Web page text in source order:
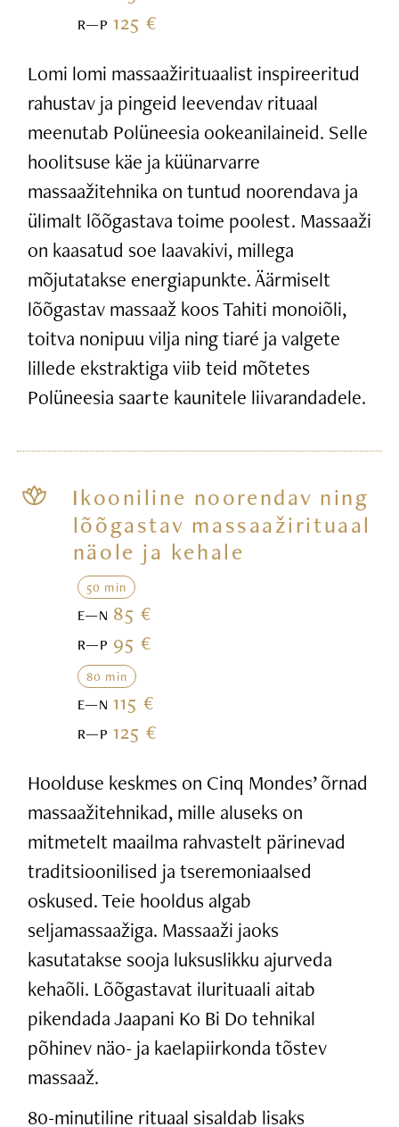
R—P125 €
Lomi lomi massaažirituaalist inspireeritud
rahustav ja pingeid leevendav rituaal
meenutab Polüneesia ookeanilaineid. Selle
hoolitsuse käe ja küünarvarre
massaažitehnika on tuntud noorendava ja
ülimalt lõõgastava toime poolest. Massaaži
on kaasatud soe laavakivi, millega
mõjutatakse energiapunkte. Äärmiselt
lõõgastav massaaž koos Tahiti monoiõli,
toitva nonipuu vilja ning tiaré ja valgete
lillede ekstraktiga viib teid mõtetes
Polüneesia saarte kaunitele liivarandadele.
Ikooniline noorendav ning
lõõgastav massaažirituaal
näole ja kehale
50 min
E—N 85 €
R—P 95 €
80 min
E—N115 €
R—P125 €
Hoolduse keskmes on Cinq Mondes’ õrnad
massaažitehnikad, mille aluseks on
mitmetelt maailma rahvastelt pärinevad
traditsioonilised ja tseremoniaalsed
oskused. Teie hooldus algab
seljamassaažiga. Massaaži jaoks
kasutatakse sooja luksuslikku ajurveda
kehaõli. Lõõgastavat ilurituaali aitab
pikendada Jaapani Ko Bi Do tehnikal
põhinev näo- ja kaelapiirkonda tõstev
massaaž.
80-minutiline rituaal sisaldab lisaks